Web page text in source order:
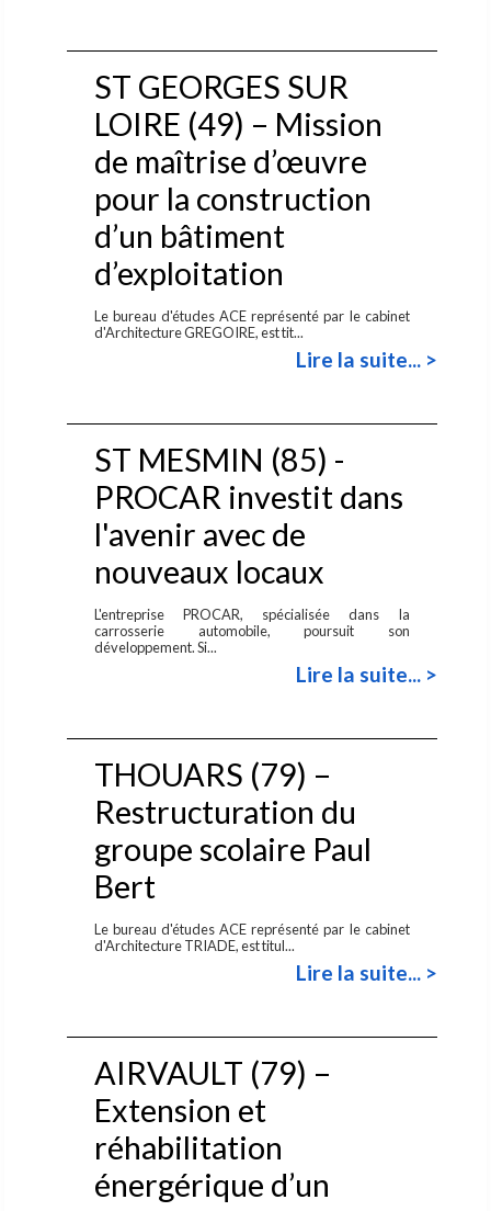
ST GEORGES SUR
LOIRE (49) – Mission
de maîtrise d’œuvre
pour la construction
d’un bâtiment
d’exploitation
Le bureau d'études ACE représenté par le cabinet
d'Architecture GREGOIRE, est tit...
Lire la suite... >
ST MESMIN (85) -
PROCAR investit dans
l'avenir avec de
nouveaux locaux
L'entreprise PROCAR, spécialisée dans la
carrosserie automobile, poursuit son
développement. Si...
Lire la suite... >
THOUARS (79) –
Restructuration du
groupe scolaire Paul
Bert
Le bureau d'études ACE représenté par le cabinet
d'Architecture TRIADE, est titul...
Lire la suite... >
AIRVAULT (79) –
Extension et
réhabilitation
énergérique d’un